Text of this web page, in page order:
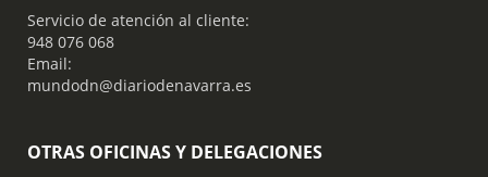
Servicio de atención al cliente:
948 076 068
Email:
mundodn@diariodenavarra.es
OTRAS OFICINAS Y DELEGACIONES